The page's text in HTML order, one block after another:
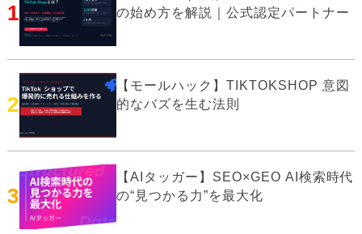
1
の始め方を解説｜公式認定パートナー
2
【モールハック】TIKTOKSHOP 意図
的なバズを生む法則
3
【AIタッガー】SEO×GEO AI検索時代
の“見つかる力”を最大化